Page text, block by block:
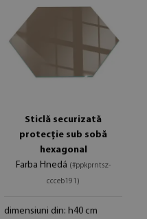
Sticlă securizată
protecție sub sobă
hexagonal
Farba Hnedá (#ppkprntsz-
ccceb191)
dimensiuni din: h40 cm